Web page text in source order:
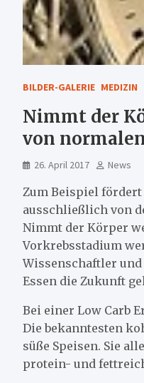
BILDER-GALERIE MEDIZIN
Nimmt der
von
26. April 2017 News
Zum Beispiel fördert
ausschließlich von
Nimmt der Körper
Vorkrebsstadium
Wissenschaftler
Essen die Zukunft
Bei einer Low Carb
Die bekanntesten
süße Speisen. Sie
protein- und